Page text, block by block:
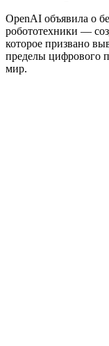
OpenAI объявила о
робототехники —
которое призвано
пределы цифрового
мир.